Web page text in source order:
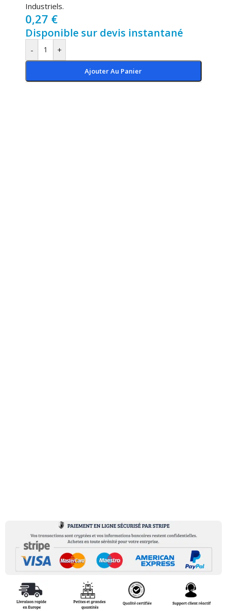
Industriels.
0,27 €
Disponible sur devis instantané
- +
Ajouter Au Panier